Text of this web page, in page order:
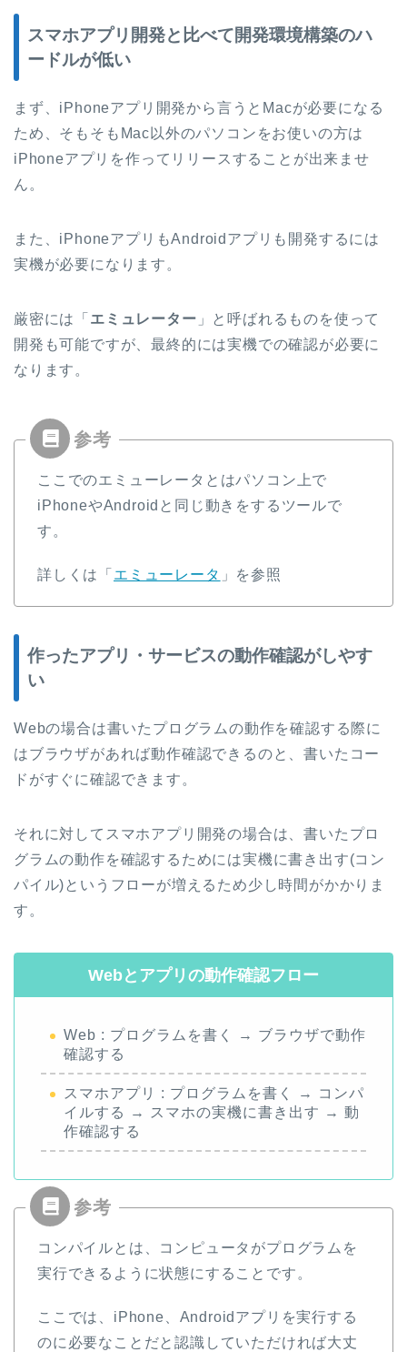
スマホアプリ開発と比べて開発環境構築のハ
ードルが低い
まず、iPhoneアプリ開発から言うとMacが必要になる
ため、そもそもMac以外のパソコンをお使いの方は
iPhoneアプリを作ってリリースすることが出来ませ
ん。
また、iPhoneアプリもAndroidアプリも開発するには
実機が必要になります。
厳密には「 エミュレーター 」と呼ばれるものを使って
開発も可能ですが、最終的には実機での確認が必要に
なります。
ここでのエミューレータとはパソコン上で
iPhoneやAndroidと同じ動きをするツールで
す。
詳しくは「 エミューレータ 」を参照
作ったアプリ・サービスの動作確認がしやす
い
Webの場合は書いたプログラムの動作を確認する際に
はブラウザがあれば動作確認できるのと、書いたコー
ドがすぐに確認できます。
それに対してスマホアプリ開発の場合は、書いたプロ
グラムの動作を確認するためには実機に書き出す(コン
パイル)というフローが増えるため少し時間がかかりま
す。
Webとアプリの動作確認フロー
Web : プログラムを書く → ブラウザで動作
確認する
スマホアプリ : プログラムを書く → コンパ
イルする → スマホの実機に書き出す → 動
作確認する
コンパイルとは、コンピュータがプログラムを
実行できるように状態にすることです。
ここでは、iPhone、Androidアプリを実行する
のに必要なことだと認識していただければ大丈